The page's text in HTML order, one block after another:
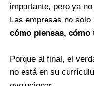
importante, pero ya
Las empresas no
cómo piensas, cómo
Porque al final, el
no está en su